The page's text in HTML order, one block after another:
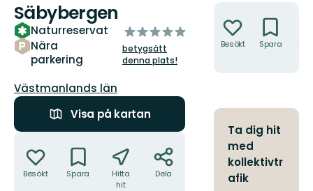
Säbybergen
Naturreservat
Nära
parkering
av
5
stjärnor
betygsätt
denna plats!
Län:
Västmanlands län
Visa på kartan
Besökt Spara
Hitta
hit
Dela
Besökt Spara
Ta dig hit
med
kollektivtr
afik